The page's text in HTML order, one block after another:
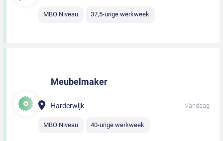
MBO Niveau 37,5-urige werkweek
Meubelmaker
Harderwijk Vandaag
MBO Niveau 40-urige werkweek